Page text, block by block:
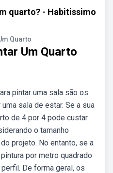
quarto? - Habitissimo
Quarto
Um Quarto
pintar uma sala são os
sala de estar. Se a sua
de 4 por 4 pode custar
o tamanho
projeto. No entanto, se a
por metro quadrado
De forma geral, os